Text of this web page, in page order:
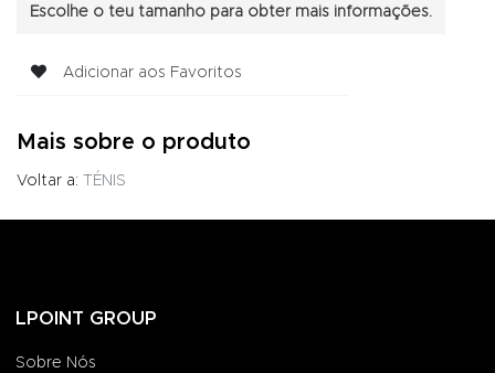
Escolhe o teu tamanho para obter mais informações.
Adicionar aos Favoritos
Mais sobre o produto
Voltar a: TÉNIS
LPOINT GROUP
Sobre Nós